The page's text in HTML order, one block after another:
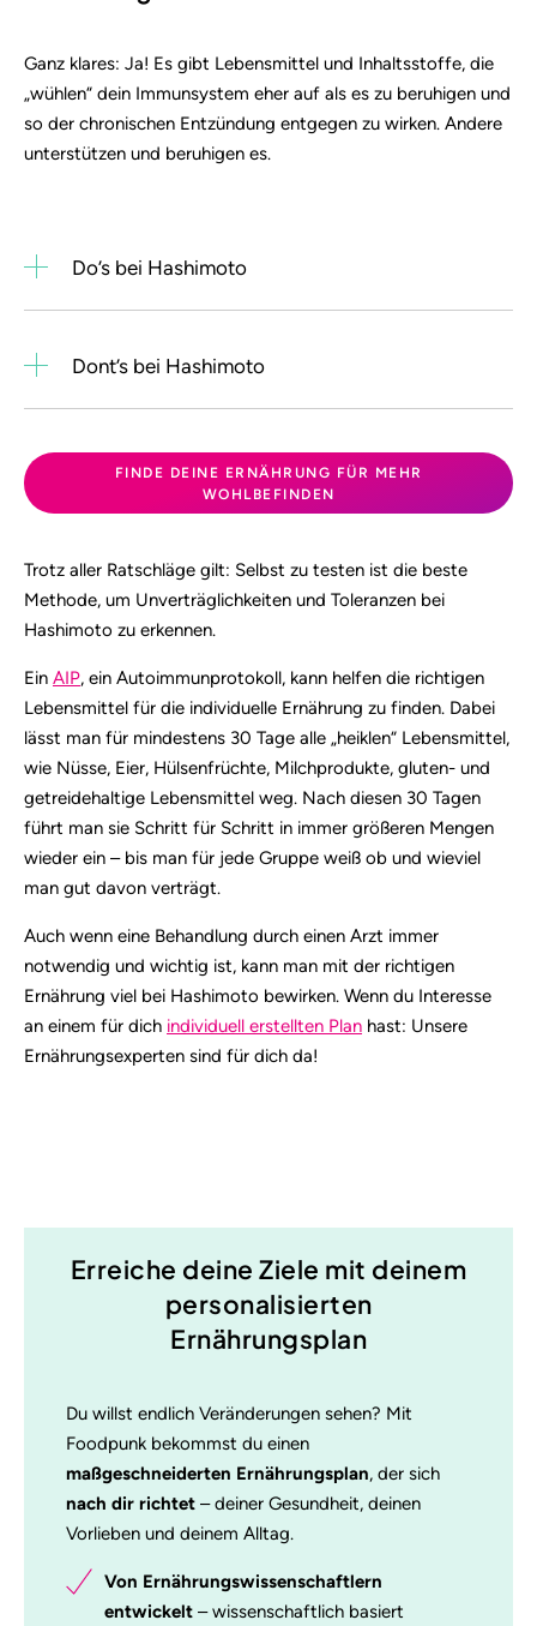
Ganz klares: Ja! Es gibt Lebensmittel und Inhaltsstoffe, die
„wühlen“ dein Immunsystem eher auf als es zu beruhigen und
so der chronischen Entzündung entgegen zu wirken. Andere
unterstützen und beruhigen es.
Do’s bei Hashimoto
Dont’s bei Hashimoto
FINDE DEINE ERNÄHRUNG FÜR MEHR
WOHLBEFINDEN
Trotz aller Ratschläge gilt: Selbst zu testen ist die beste
Methode, um Unverträglichkeiten und Toleranzen bei
Hashimoto zu erkennen.
Ein AIP, ein Autoimmunprotokoll, kann helfen die richtigen
Lebensmittel für die individuelle Ernährung zu finden. Dabei
lässt man für mindestens 30 Tage alle „heiklen“ Lebensmittel,
wie Nüsse, Eier, Hülsenfrüchte, Milchprodukte, gluten- und
getreidehaltige Lebensmittel weg. Nach diesen 30 Tagen
führt man sie Schritt für Schritt in immer größeren Mengen
wieder ein – bis man für jede Gruppe weiß ob und wieviel
man gut davon verträgt.
Auch wenn eine Behandlung durch einen Arzt immer
notwendig und wichtig ist, kann man mit der richtigen
Ernährung viel bei Hashimoto bewirken. Wenn du Interesse
an einem für dich individuell erstellten Plan hast: Unsere
Ernährungsexperten sind für dich da!
Erreiche deine Ziele mit deinem
personalisierten
Ernährungsplan
Du willst endlich Veränderungen sehen? Mit
Foodpunk bekommst du einen
maßgeschneiderten Ernährungsplan, der sich
nach dir richtet – deiner Gesundheit, deinen
Vorlieben und deinem Alltag.
Von Ernährungswissenschaftlern
entwickelt – wissenschaftlich basiert